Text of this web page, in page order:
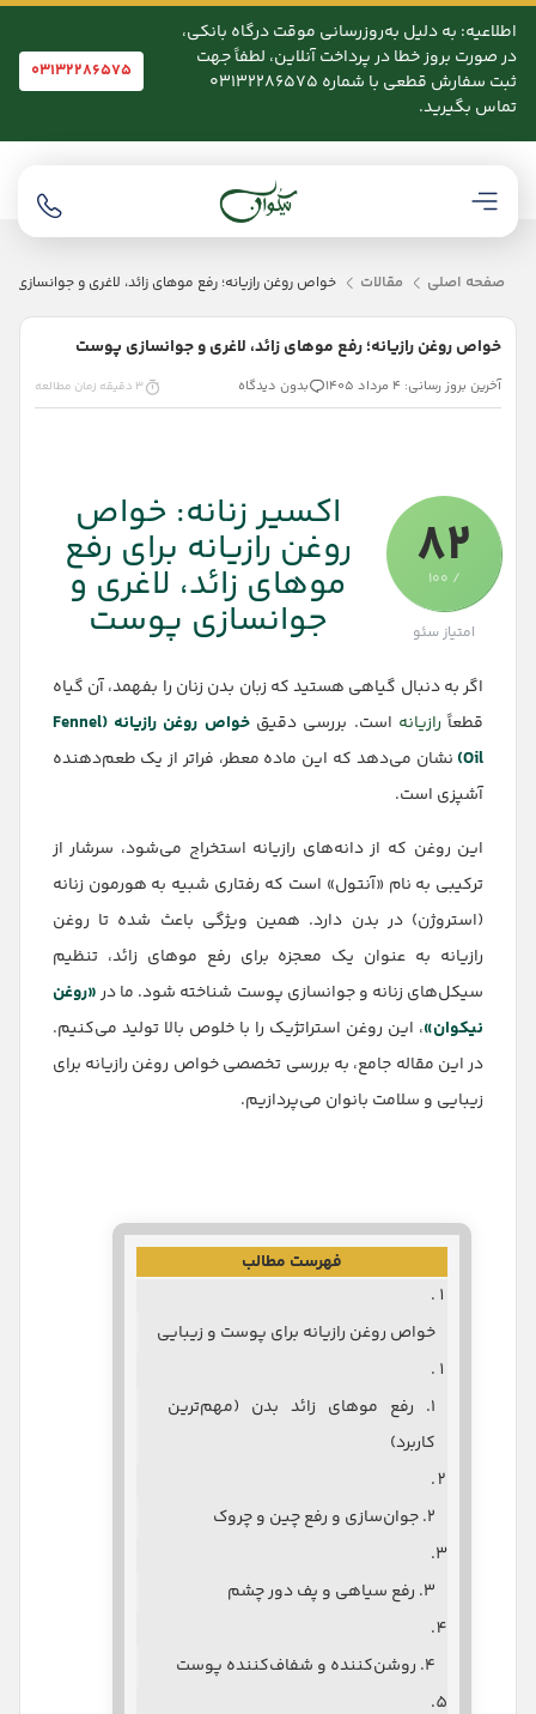
اطلاعیه: به دلیل به‌روزرسانی موقت درگاه بانکی،
در صورت بروز خطا در پرداخت آنلاین، لطفاً جهت
ثبت سفارش قطعی با شماره 03132286575
تماس بگیرید.
03132286575
صفحه اصلی مقالات خواص روغن رازیانه؛ رفع موهای زائد، لاغری و جوانسازی
خواص روغن رازیانه؛ رفع موهای زائد، لاغری و جوانسازی پوست
آخرین بروز رسانی: 4 مرداد 1405 بدون دیدگاه 3 دقیقه زمان مطالعه
82
/ 100
امتیاز سئو
اکسیر زنانه: خواص
روغن رازیانه برای رفع
موهای زائد، لاغری و
جوانسازی پوست
اگر به دنبال گیاهی هستید که زبان بدن زنان را بفهمد، آن گیاه
قطعاً رازیانه است. بررسی دقیق
خواص روغن رازیانه (Fennel
Oil) نشان می‌دهد که این ماده معطر، فراتر از یک طعم‌دهنده
آشپزی است.
این روغن که از دانه‌های رازیانه استخراج می‌شود، سرشار از
ترکیبی به نام «آنتول» است که رفتاری شبیه به هورمون زنانه
(استروژن) در بدن دارد. همین ویژگی باعث شده تا روغن
رازیانه به عنوان یک معجزه برای رفع موهای زائد، تنظیم
سیکل‌های زنانه و جوانسازی پوست شناخته شود. ما در«روغن
نیکوان»، این روغن استراتژیک را با خلوص بالا تولید می‌کنیم.
در این مقاله جامع، به بررسی تخصصی خواص روغن رازیانه برای
زیبایی و سلامت بانوان می‌پردازیم.
فهرست مطالب
خواص روغن رازیانه برای پوست و زیبایی
۱. رفع موهای زائد بدن (مهم‌ترین
کاربرد)
۲. جوان‌سازی و رفع چین و چروک
۳. رفع سیاهی و پف دور چشم
۴. روشن‌کننده و شفاف‌کننده پوست